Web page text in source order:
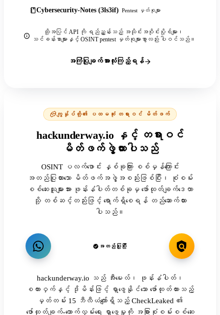
Cybersecurity-Notes (3ls3if) Pentest မှတ်စုများ
ထို့အပြင် API ကို ရည်ညွှန်းသည့် အသိုင်းအဝိုင်းပို့စ်များ၊
သင်ခန်းစာများနှင့် OSINT pentest မှတ်စုများစွာလည်း ပါဝင်သည်။
အကြံပြုချက်အားလုံးကြည့်ရန်
ကျွန်ုပ်တို့၏ ပထမဆုံး တရားဝင် မိတ်ဖက်
hackunderway.io နှင့် တရားဝင်
မိတ်ဖက်ဖွဲ့ထားပါသည်
OSINT ပလက်ဖောင်း နှစ်ခုကြား စစ်မှန်ကြောင်း
အတည်ပြုထားသော မိတ်ဖက်အဖွဲ့အစည်းဖြစ်ပြီး၊ စုံစမ်း
စစ်ဆေးသူများအား ဖုန်းနံပါတ်တစ်ခုမှ ဖော်ထုတ်ချက်ဒေတာ
သို့ တစ်ဆင့်တည်းဖြင့် ရောက်ရှိစေရန် တည်ဆောက်ထား
ပါသည်။
အတည်ပြုပြီး
hackunderway.io သည် အီးမေးလ်၊ ဖုန်းနံပါတ်၊
စကားဝှက်နှင့် ဒိုမိန်းဖြင့် ရှာဖွေနိုင်သော ဖော်ထုတ်ထားသည့်
မှတ်တမ်း 15 ဘီလီယံကျော်ရှိသည့် CheckLeaked ၏
ဖော်ထုတ်ချက်-ထောက်လှမ်းရေး ရှာဖွေမှုကို အခြားစုံစမ်းစစ်ဆေး